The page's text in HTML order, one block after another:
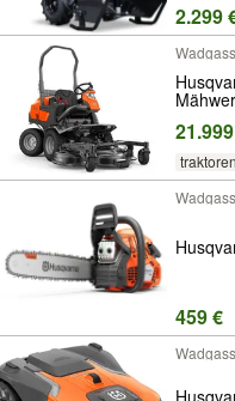
2.299
traktoren
459 €